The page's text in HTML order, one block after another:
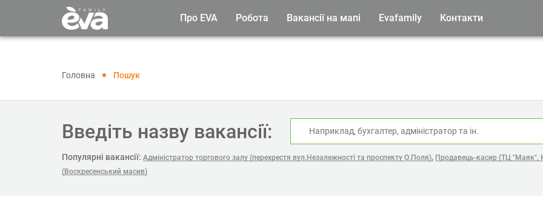
Про EVA Робота Вакансії на мапі Evafamily Контакти
Головна Пошук
Введіть назву вакансії:
Популярні вакансії: Адміністратор торгового залу (перехрестя вул.Незалежності та проспекту О.Поля), Продавець-касир (ТЦ "Маяк",
(Воскресенський масив)